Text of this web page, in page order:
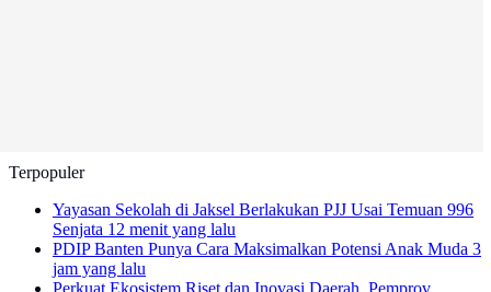
Terpopuler
Yayasan Sekolah di Jaksel Berlakukan PJJ Usai Temuan 996
Senjata 12 menit yang lalu
PDIP Banten Punya Cara Maksimalkan Potensi Anak Muda 3
jam yang lalu
Perkuat Ekosistem Riset dan Inovasi Daerah, Pemprov